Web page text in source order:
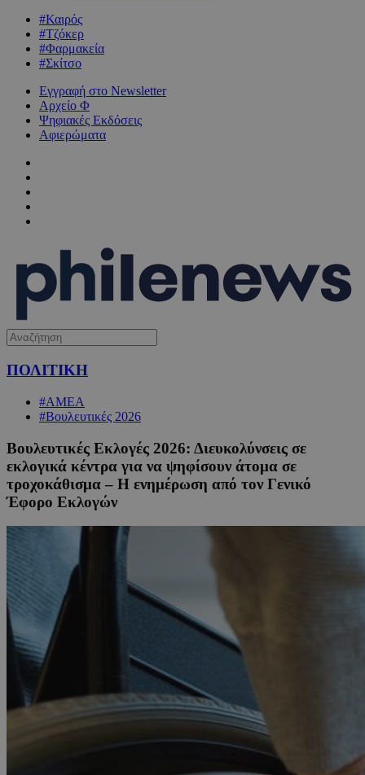
#Καιρός
#Τζόκερ
#Φαρμακεία
#Σκίτσο
Εγγραφή στο Newsletter
Αρχείο Φ
Ψηφιακές Εκδόσεις
Αφιερώματα
ΠΟΛΙΤΙΚΗ
#ΑΜΕΑ
#Βουλευτικές 2026
Βουλευτικές Εκλογές 2026: Διευκολύνσεις σε
εκλογικά κέντρα για να ψηφίσουν άτομα σε
τροχοκάθισμα – Η ενημέρωση από τον Γενικό
Έφορο Εκλογών